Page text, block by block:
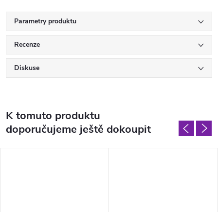
Parametry produktu
Recenze
Diskuse
K tomuto produktu
doporučujeme ještě dokoupit